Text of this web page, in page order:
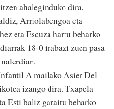
ahaleginduko dira.
Arriolabengoa eta
eta Escuza hartu beharko
18-0 irabazi zuen pasa
A mailako Asier Del
izango dira. Txapela
Esti baliz garaitu beharko